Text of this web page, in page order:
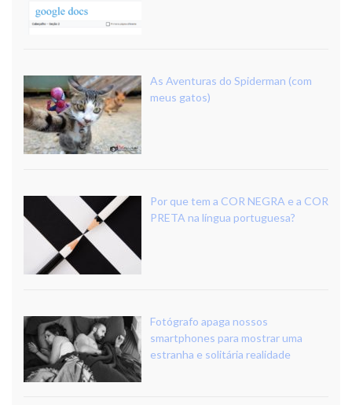
As Aventuras do Spiderman (com
meus gatos)
Por que tem a COR NEGRA e a COR
PRETA na língua portuguesa?
Fotógrafo apaga nossos
smartphones para mostrar uma
estranha e solitária realidade